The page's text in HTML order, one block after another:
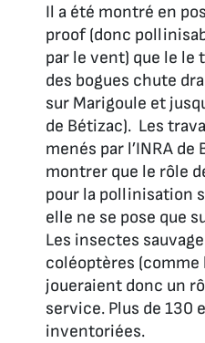
Il a été montré en
proof (donc
par le vent) que le le
des bogues chute
sur Marigoule et
de Bétizac). Les
menés par l’INRA
montrer que le rôle
pour la pollinisation
elle ne se pose que
Les insectes
coléoptères
joueraient donc un
service. Plus de 130
inventoriées.